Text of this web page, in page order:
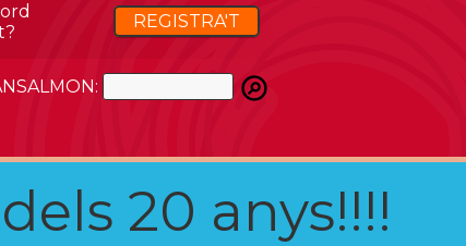
REGISTRA'T
20 anys!!!!